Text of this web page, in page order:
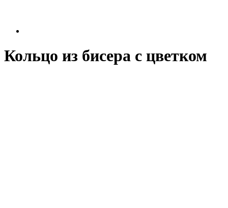
Кольцо из бисера с цветком